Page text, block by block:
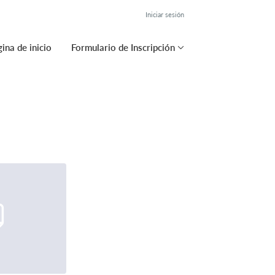
Iniciar sesión
de inicio Formulario de Inscripción